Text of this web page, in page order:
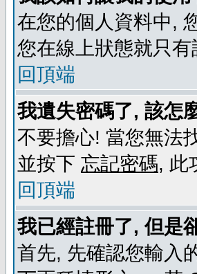
在您的個人資料中,
您在線上狀態就只
回頂端
我遺失密碼了, 該怎
不要擔心! 當您無法
並按下 忘記密碼, 此
回頂端
我已經註冊了, 但是
首先, 先確認您輸入